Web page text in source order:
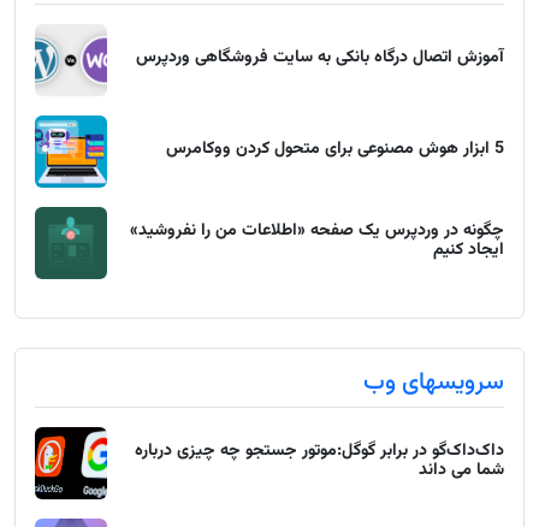
آموزش اتصال درگاه بانکی به سایت فروشگاهی وردپرس
5 ابزار هوش مصنوعی برای متحول کردن ووکامرس
چگونه در وردپرس یک صفحه «اطلاعات من را نفروشید»
ایجاد کنیم
سرویسهای وب
داک‌داک‌گو در برابر گوگل:موتور جستجو چه چیزی درباره
شما می داند